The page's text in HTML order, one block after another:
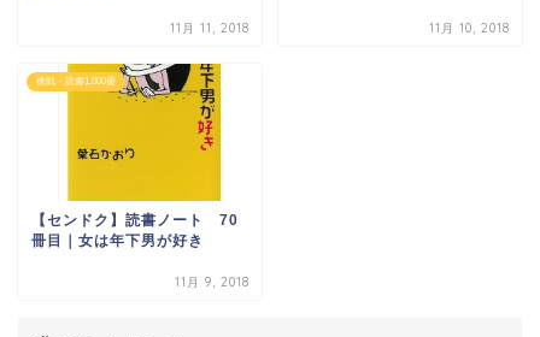
11月 11, 2018 11月 10, 2018
挑戦・読書1,000冊
【センドク】読書ノート 70
冊目｜女は年下男が好き
11月 9, 2018